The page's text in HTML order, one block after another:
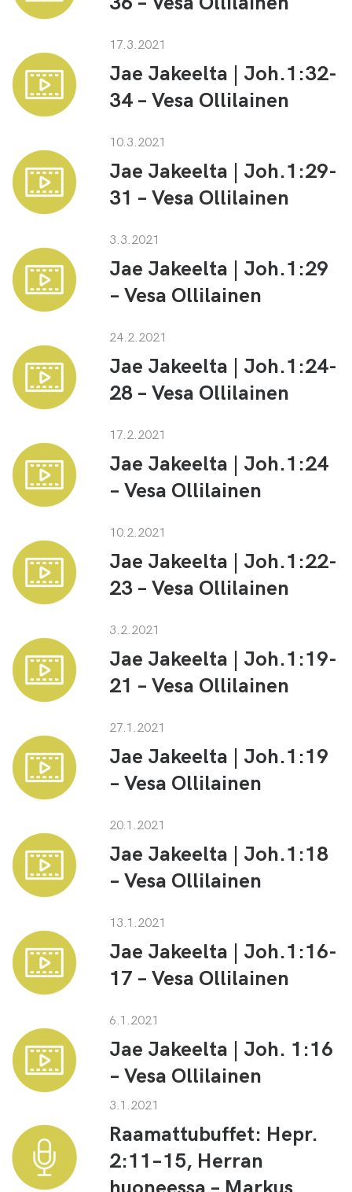
17.3.2021
Jae Jakeelta | Joh.1:32-
34 – Vesa Ollilainen
10.3.2021
Jae Jakeelta | Joh.1:29-
31 – Vesa Ollilainen
3.3.2021
Jae Jakeelta | Joh.1:29
– Vesa Ollilainen
24.2.2021
Jae Jakeelta | Joh.1:24-
28 – Vesa Ollilainen
17.2.2021
Jae Jakeelta | Joh.1:24
– Vesa Ollilainen
10.2.2021
Jae Jakeelta | Joh.1:22-
23 – Vesa Ollilainen
3.2.2021
Jae Jakeelta | Joh.1:19-
21 – Vesa Ollilainen
27.1.2021
Jae Jakeelta | Joh.1:19
– Vesa Ollilainen
20.1.2021
Jae Jakeelta | Joh.1:18
– Vesa Ollilainen
13.1.2021
Jae Jakeelta | Joh.1:16-
17 – Vesa Ollilainen
6.1.2021
Jae Jakeelta | Joh. 1:16
– Vesa Ollilainen
3.1.2021
Raamattubuffet: Hepr.
2:11–15, Herran
huoneessa – Markus